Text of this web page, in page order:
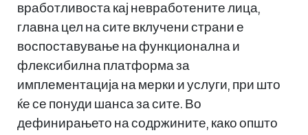
вработливоста кај невработените лица,
главна цел на сите вклучени страни е
воспоставување на функционална и
флексибилна платформа за
имплементација на мерки и услуги, при што
ќе се понуди шанса за сите. Во
дефинирањето на содржините, како општо